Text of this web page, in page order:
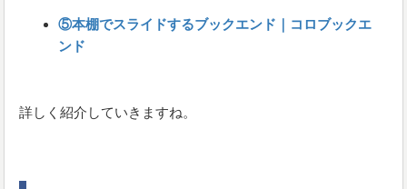
⑤本棚でスライドするブックエンド｜コロブックエ
ンド
詳しく紹介していきますね。